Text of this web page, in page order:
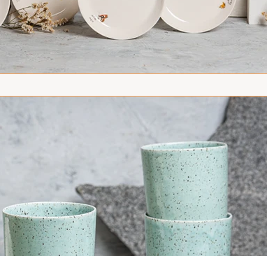
מתנות קרמיקה ייחודיות - שילוב
של אמנות ושימושיות
כלי קרמיקה הפכו בשנים האחרונות למתנה פופולארית לכל
מדובר בחנוכת בית, יום הולדת, חתונה או ערב חג - מארז
קרמיקה...